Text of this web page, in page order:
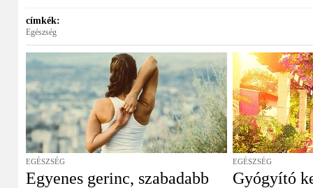
címkék:
Egészség
EGÉSZSÉG
Egyenes gerinc, szabadabb
EGÉSZSÉG
Gyógyító